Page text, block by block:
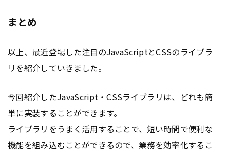
まとめ
以上、最近登場した注目のJavaScriptとCSSのライブラ
リを紹介していきました。
今回紹介したJavaScript ・CSSライブラリは、どれも簡
単に実装することができます。
ライブラリをうまく活用することで、短い時間で便利な
機能を組み込むことができるので、業務を効率化するこ